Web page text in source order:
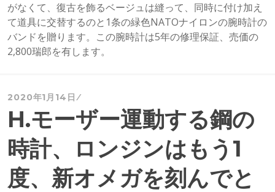
がなくて、復古を飾るベージュは縫って、同時に付け加え
て道具に交替するのと1条の緑色NATOナイロンの腕時計の
バンドを贈ります。この腕時計は5年の修理保証、売価の
2,800瑞郎を有します。
2020年1月14日
H.モーザー運動する鋼の
時計、ロンジンはもう1
度、新オメガを刻んでと